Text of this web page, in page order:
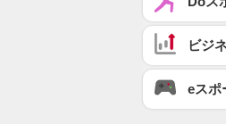
ビジ
eスポ